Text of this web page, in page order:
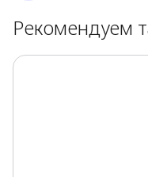
Рекомендуем